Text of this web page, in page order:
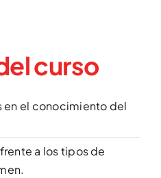
curso
el conocimiento del
a los tipos de